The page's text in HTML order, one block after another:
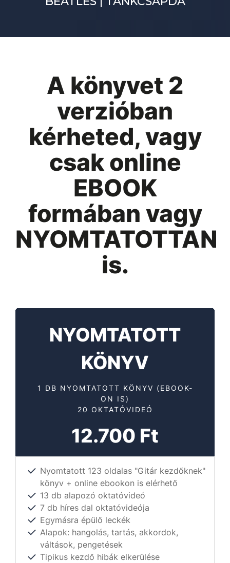
A könyvet 2
verzióban
kérheted, vagy
csak online
EBOOK
formában vagy
NYOMTATOTTAN
is.
NYOMTATOTT
KÖNYV
1 DB NYOMTATOTT KÖNYV (EBOOK-
ON IS)
20 OKTATÓVIDEÓ
12.700 Ft
Nyomtatott 123 oldalas "Gitár kezdőknek"
könyv + online ebookon is elérhető
13 db alapozó oktatóvideó
7 db híres dal oktatóvideója
Egymásra épülő leckék
Alapok: hangolás, tartás, akkordok,
váltások, pengetések
Tipikus kezdő hibák elkerülése